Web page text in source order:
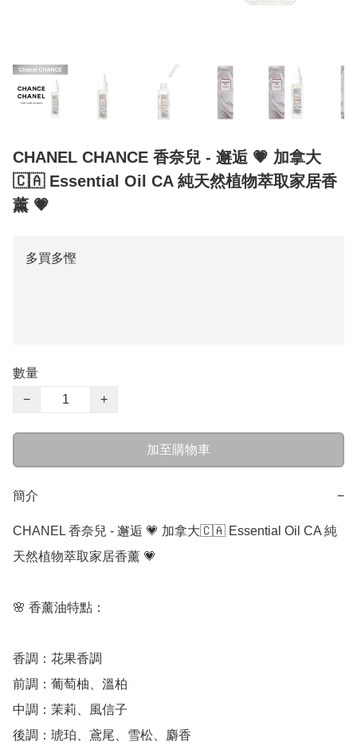
CHANEL CHANCE 香奈兒 - 邂逅 💗 加拿大
🇨🇦 Essential Oil CA 純天然植物萃取家居香
薰 💗
多買多慳
數量
−
+
加至購物車
簡介 −
CHANEL 香奈兒 - 邂逅 💗 加拿大🇨🇦 Essential Oil CA 純
天然植物萃取家居香薰 💗
🌸 香薰油特點：
香調：花果香調
前調：葡萄柚、溫柏
中調：茉莉、風信子
後調：琥珀、鳶尾、雪松、麝香